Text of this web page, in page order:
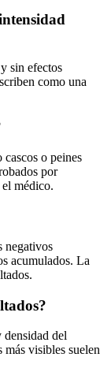
sin efectos
como una
o peines
por
médico.
negativos
acumulados. La
densidad del
más visibles suelen